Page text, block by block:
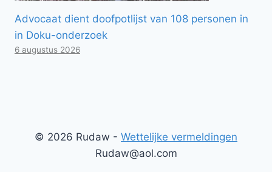
Advocaat dient doofpotlijst van 108 personen in
in Doku-onderzoek
6 augustus 2026
© 2026 Rudaw - Wettelijke vermeldingen
Rudaw@aol.com